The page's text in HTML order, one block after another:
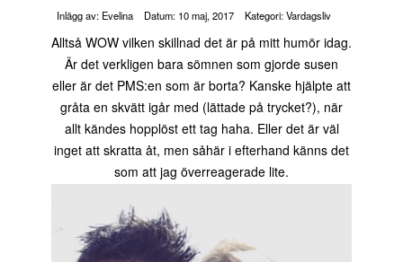
Inlägg av: Evelina Datum: 10 maj, 2017 Kategori:Vardagsliv
Alltså WOW vilken skillnad det är på mitt humör idag.
Är det verkligen bara sömnen som gjorde susen
eller är det PMS:en som är borta? Kanske hjälpte att
gråta en skvätt igår med (lättade på trycket?), när
allt kändes hopplöst ett tag haha. Eller det är väl
inget att skratta åt, men såhär i efterhand känns det
som att jag överreagerade lite.